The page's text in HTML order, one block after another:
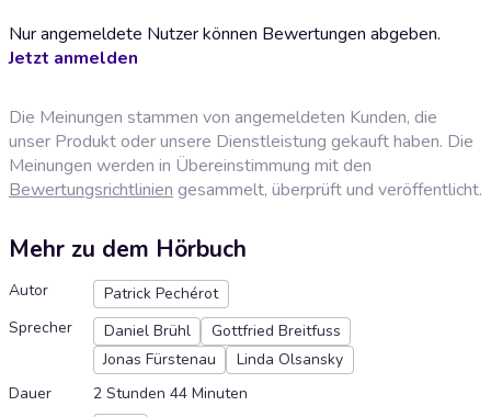
Nur angemeldete Nutzer können Bewertungen abgeben.
Jetzt anmelden
Die Meinungen stammen von angemeldeten Kunden, die
unser Produkt oder unsere Dienstleistung gekauft haben. Die
Meinungen werden in Übereinstimmung mit den
Bewertungsrichtlinien gesammelt, überprüft und veröffentlicht.
Mehr zu dem Hörbuch
Autor
Patrick Pechérot
Sprecher
Daniel Brühl
Gottfried Breitfuss
Jonas Fürstenau
Linda Olsansky
Dauer
2 Stunden 44 Minuten